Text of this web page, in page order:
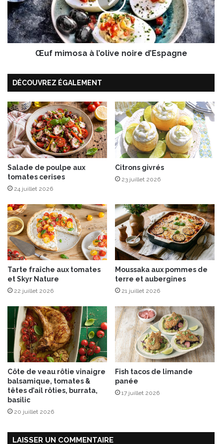
c
h
o
l
t
m
o
s
a
’
i
v
e
n
o
i
r
e
d
E
s
p
a
g
n
e
Œuf mimosa à l’olive noire d’Espagne
DÉCOUVREZ ÉGALEMENT
Salade de poulpe aux
tomates cerises
24 juillet 2026
Citrons givrés
23 juillet 2026
Tarte fraîche aux tomates
et Skyr Nature
22 juillet 2026
Moussaka aux pommes de
terre et aubergines
21 juillet 2026
Côte de veau rôtie vinaigre
balsamique, tomates &
têtes d’ail rôties, burrata,
basilic
20 juillet 2026
Fish tacos de limande
panée
17 juillet 2026
LAISSER UN COMMENTAIRE